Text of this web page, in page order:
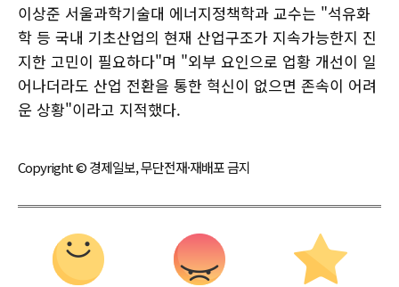
이상준 서울과학기술대 에너지정책학과 교수는 "석유화
학 등 국내 기초산업의 현재 산업구조가 지속가능한지 진
지한 고민이 필요하다"며 "외부 요인으로 업황 개선이 일
어나더라도 산업 전환을 통한 혁신이 없으면 존속이 어려
운 상황"이라고 지적했다.
Copyright © 경제일보, 무단전재·재배포 금지